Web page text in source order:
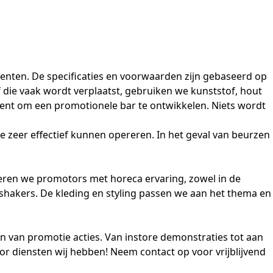
De specificaties en voorwaarden zijn gebaseerd op
vaak wordt verplaatst, gebruiken we kunststof, hout
om een promotionele bar te ontwikkelen. Niets wordt
effectief kunnen opereren. In het geval van beurzen
we promotors met horeca ervaring, zowel in de
De kleding en styling passen we aan het thema en
van promotie acties. Van instore demonstraties tot aan
diensten wij hebben! Neem contactop voor vrijblijvend